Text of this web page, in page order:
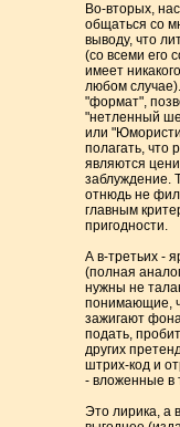
Во-вторых,
общаться со
выводу, что
(со всеми его
имеет
любом
"формат",
"нетленный
или
полагать, что
являются
заблуждение.
отнюдь не
главным
пригодности.
А в-третьих -
(полная
нужны не
понимающие,
зажигают
подать,
других
штрих-код и
- вложенные в
Это лирика, а